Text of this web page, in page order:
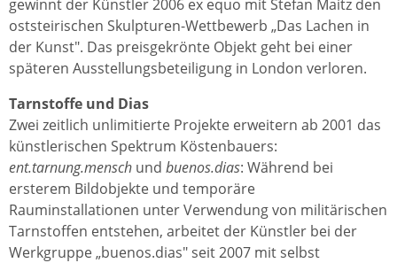
gewinnt der Künstler 2006 ex equo mit Stefan Maitz den
oststeirischen Skulpturen-Wettbewerb „Das Lachen in
der Kunst". Das preisgekrönte Objekt geht bei einer
späteren Ausstellungsbeteiligung in London verloren.
Tarnstoffe und Dias
Zwei zeitlich unlimitierte Projekte erweitern ab 2001 das
künstlerischen Spektrum Köstenbauers:
ent.tarnung.mensch und buenos.dias: Während bei
ersterem Bildobjekte und temporäre
Rauminstallationen unter Verwendung von militärischen
Tarnstoffen entstehen, arbeitet der Künstler bei der
Werkgruppe „buenos.dias" seit 2007 mit selbst